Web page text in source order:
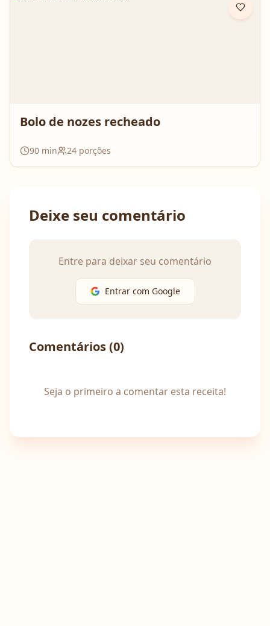
Bolo de nozes recheado
90 min 24 porções
Deixe seu comentário
Entre para deixar seu comentário
Entrar com Google
Comentários (0)
Seja o primeiro a comentar esta receita!